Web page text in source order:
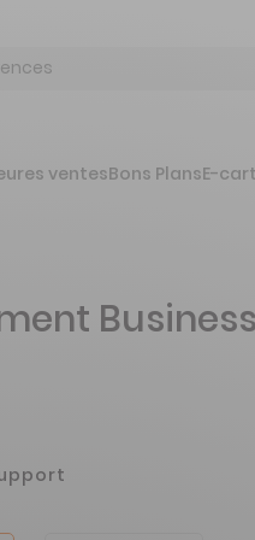
ventesBons PlansE-
Business